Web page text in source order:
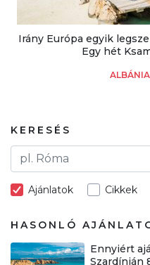
Irány Európa egyik
Egy hét
ALBÁNIA
KERESÉS
Ajánlatok Cikkek
HASONLÓ
Ennyiért
Szardínián